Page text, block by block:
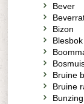
Bever
Bizon
Blesbok
Bruine
Bruine
Bunzing